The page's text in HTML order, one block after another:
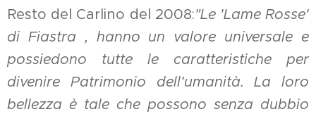
Resto del Carlino del 2008:"Le 'Lame Rosse'
di Fiastra , hanno un valore universale e
possiedono tutte le caratteristiche per
divenire Patrimonio dell'umanità. La loro
bellezza è tale che possono senza dubbio